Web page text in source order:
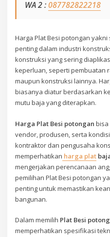
WA 2 :087782822218
Harga Plat Besi potongan
penting dalam industri
konstruksi yang sering
keperluan, seperti pembuatan
maupun konstruksi lainnya.
biasanya diatur berdasarkan
mutu baja yang diterapkan.
Harga Plat Besi potongan bisa
vendor, produsen, serta
kontraktor dan pengusaha
memperhatikan harga plat
mengerjakan perencanaan
pemilihan Plat Besi potongan
penting untuk memastikan
bangunan.
Dalam memilih Plat Besi
memperhatikan spesifikasi